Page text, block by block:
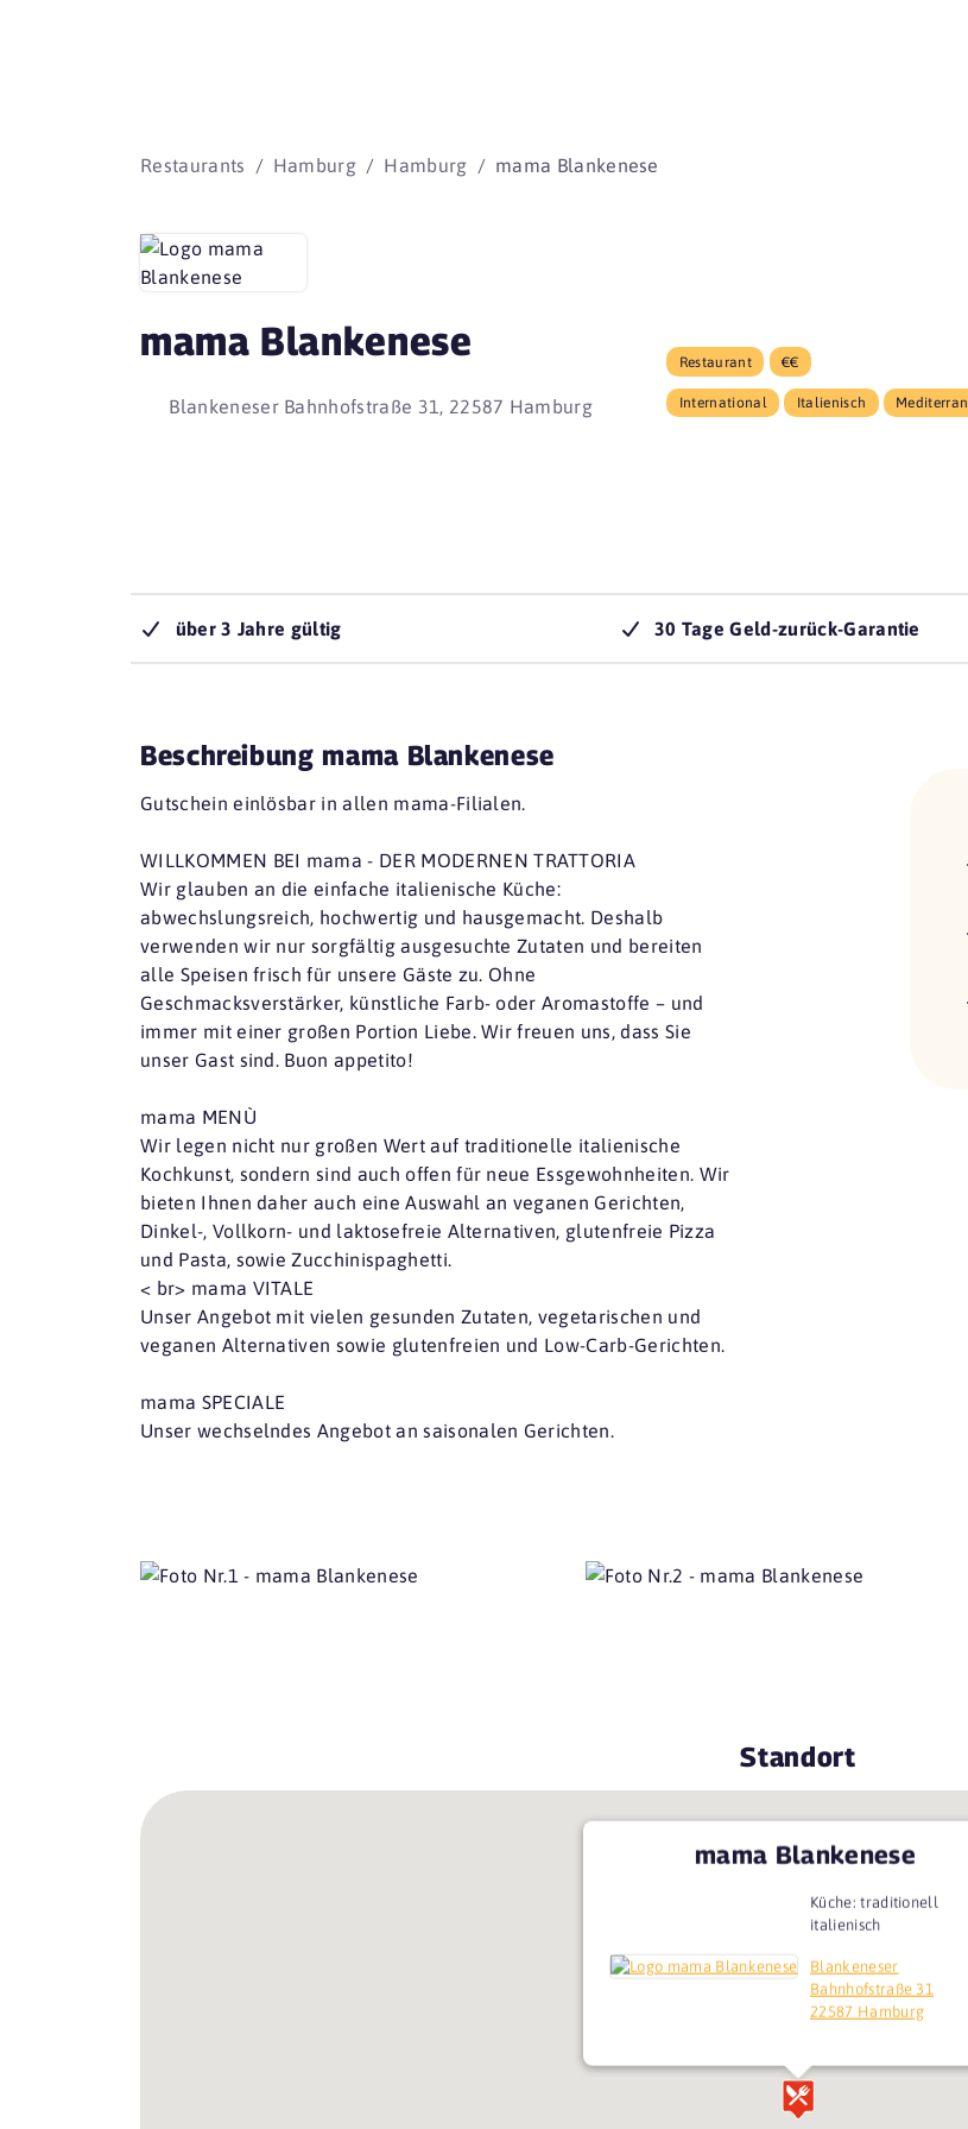
Restaurants Hamburg Hamburg mama Blankenese
mama Blankenese
Blankeneser Bahnhofstraße 31, 22587 Hamburg
Restaurant €€
International Italienisch Mediterran
über 3 Jahre gültig 30 Tage Geld-zurück-Garantie
Beschreibung mama Blankenese
Gutschein einlösbar in allen mama-Filialen.
WILLKOMMEN BEI mama - DER MODERNEN TRATTORIA
Wir glauben an die einfache italienische Küche:
abwechslungsreich, hochwertig und hausgemacht. Deshalb
verwenden wir nur sorgfältig ausgesuchte Zutaten und bereiten
alle Speisen frisch für unsere Gäste zu. Ohne
Geschmacksverstärker, künstliche Farb- oder Aromastoffe – und
immer mit einer großen Portion Liebe. Wir freuen uns, dass Sie
unser Gast sind. Buon appetito!
mama MENÙ
Wir legen nicht nur großen Wert auf traditionelle italienische
Kochkunst, sondern sind auch offen für neue Essgewohnheiten. Wir
bieten Ihnen daher auch eine Auswahl an veganen Gerichten,
Dinkel-, Vollkorn- und laktosefreie Alternativen, glutenfreie Pizza
und Pasta, sowie Zucchinispaghetti.
< br> mama VITALE
Unser Angebot mit vielen gesunden Zutaten, vegetarischen und
veganen Alternativen sowie glutenfreien und Low-Carb-Gerichten.
mama SPECIALE
Unser wechselndes Angebot an saisonalen Gerichten.
Standort
mama Blankenese
Küche: traditionell
italienisch
Blankeneser
Bahnhofstraße 31
22587 Hamburg